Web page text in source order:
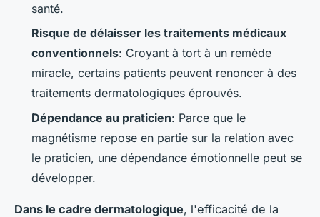
santé.
Risque de délaisser les traitements médicaux
conventionnels: Croyant à tort à un remède
miracle, certains patients peuvent renoncer à des
traitements dermatologiques éprouvés.
Dépendance au praticien: Parce que le
magnétisme repose en partie sur la relation avec
le praticien, une dépendance émotionnelle peut se
développer.
Dans le cadre dermatologique, l'efficacité de la